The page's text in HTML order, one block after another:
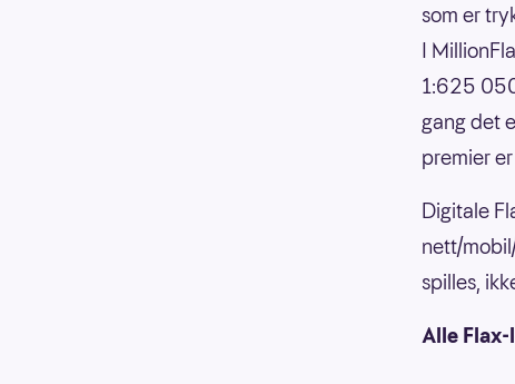
som er
I
1:625
gang det
premier
Digitale
nett/
spilles,
Alle